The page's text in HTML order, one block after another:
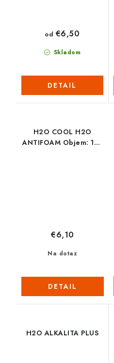
Skladom
od €6,50
DETAIL
H2O COOL H2O
ANTIFOAM Objem: 150
Na dotaz
€6,10
DETAIL
H2O ALKALITA PLUS